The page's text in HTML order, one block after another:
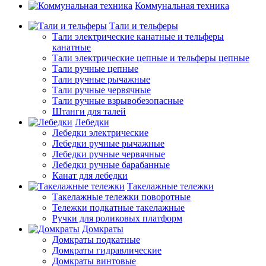
Коммунальная техника
Тали и тельферы
Тали электрические канатные и тельферы
канатные
Тали электрические цепные и тельферы цепные
Тали ручные цепные
Тали ручные рычажные
Тали ручные червячные
Тали ручные взрывобезопасные
Штанги для талей
Лебедки
Лебедки электрические
Лебедки ручные рычажные
Лебедки ручные червячные
Лебедки ручные барабанные
Канат для лебедки
Такелажные тележки
Такелажные тележки поворотные
Тележки подкатные такелажные
Ручки для роликовых платформ
Домкраты
Домкраты подкатные
Домкраты гидравлические
Домкраты винтовые